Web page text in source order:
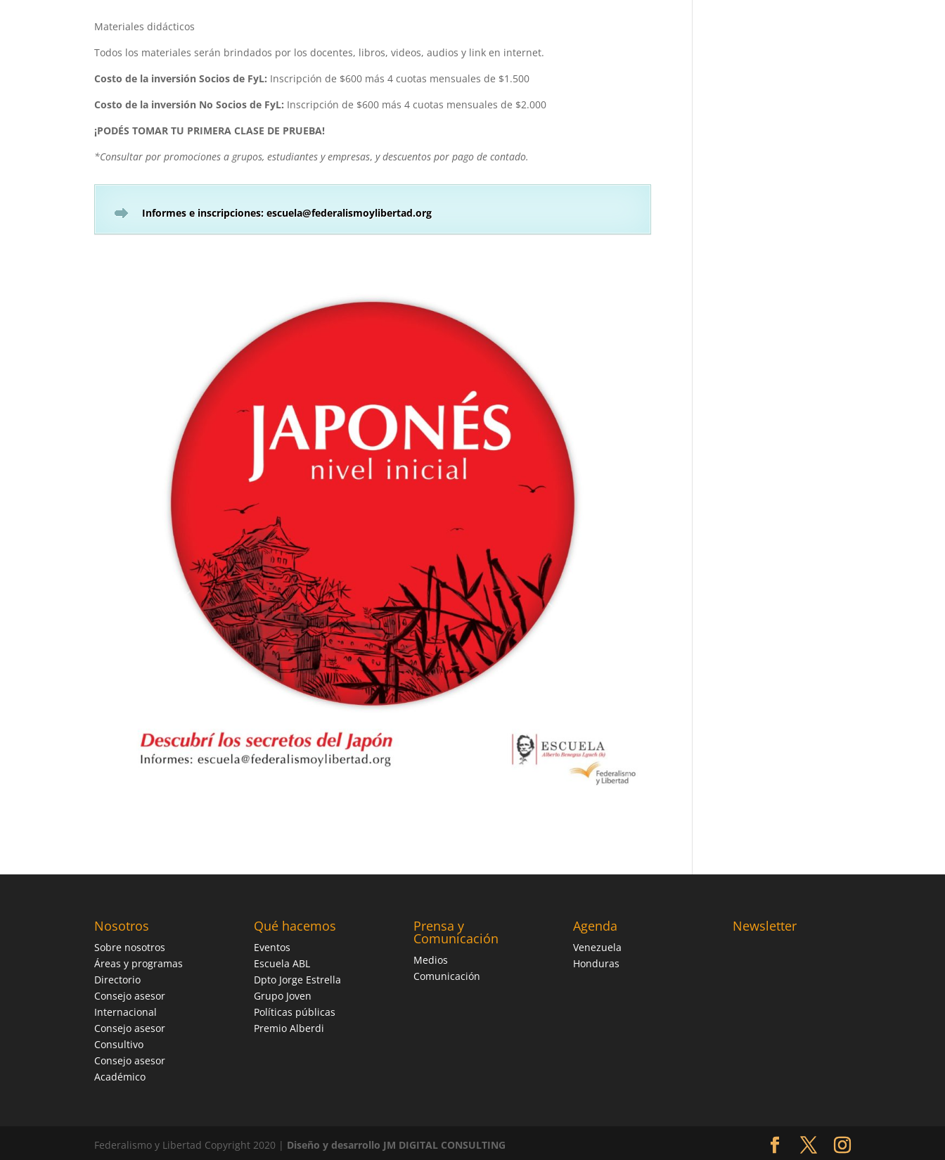
Materiales didácticos
Todos los materiales serán brindados por los docentes, libros, videos, audios y link en internet.
Costo de la inversión Socios de FyL: Inscripción de $600 más 4 cuotas mensuales de $1.500
Costo de la inversión No Socios de FyL: Inscripción de $600 más 4 cuotas mensuales de $2.000
¡PODÉS TOMAR TU PRIMERA CLASE DE PRUEBA!
*Consultar por promociones a grupos, estudiantes y empresas,y descuentos por pago de contado.
Informes e inscripciones:escuela@federalismoylibertad.org
Nosotros
Sobre nosotros
Áreas y programas
Directorio
Consejo asesor
Internacional
Consejo asesor
Consultivo
Consejo asesor
Académico
Qué hacemos
Eventos
Escuela ABL
Dpto Jorge Estrella
Grupo Joven
Políticas públicas
Premio Alberdi
Prensa y
Comunicación
Medios
Comunicación
Agenda
Venezuela
Honduras
Newsletter
Federalismo y Libertad Copyright 2020 | Diseño y desarrollo JM DIGITAL CONSULTING